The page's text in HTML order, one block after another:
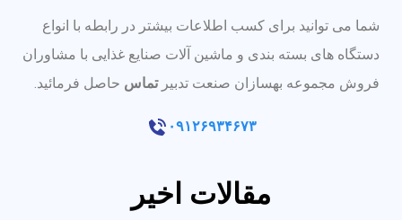
شما می توانید برای کسب اطلاعات بیشتر در رابطه با انواع
دستگاه های بسته بندی و ماشین آلات صنایع غذایی با مشاوران
فروش مجموعه بهسازان صنعت تدبیرتماس حاصل فرمائید.
۰۹۱۲۶۹۳۴۶۷۳
مقالات اخیر